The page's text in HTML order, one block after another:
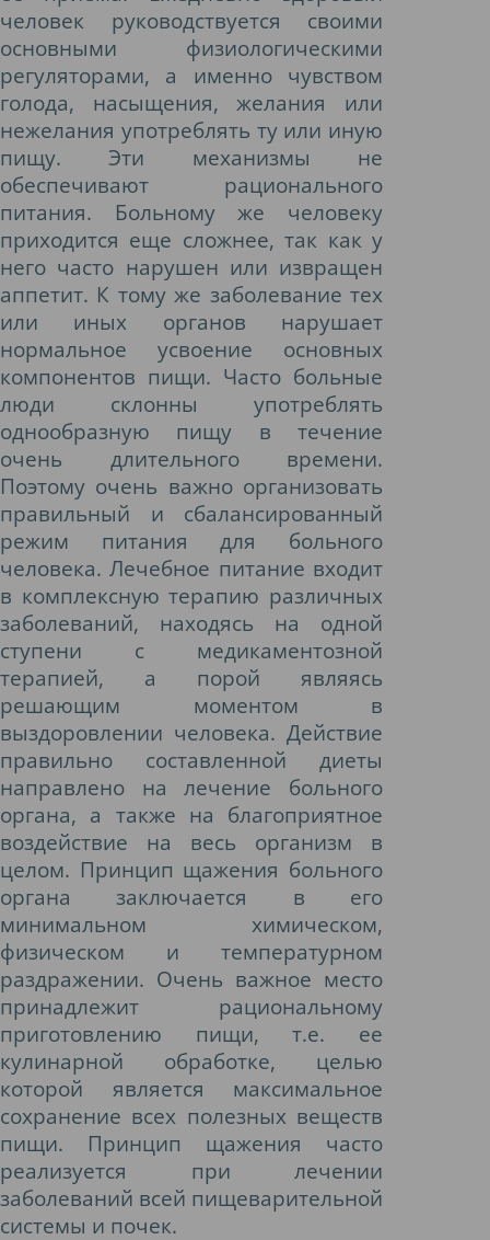
человек руководствуется своими
основными физиологическими
регуляторами, а именно чувством
голода, насыщения, желания или
нежелания употреблять ту или иную
пищу. Эти механизмы не
обеспечивают рационального
питания. Больному же человеку
приходится еще сложнее, так как у
него часто нарушен или извращен
аппетит. К тому же заболевание тех
или иных органов нарушает
нормальное усвоение основных
компонентов пищи. Часто больные
люди склонны употреблять
однообразную пищу в течение
очень длительного времени.
Поэтому очень важно организовать
правильный и сбалансированный
режим питания для больного
человека. Лечебное питание входит
в комплексную терапию различных
заболеваний, находясь на одной
ступени с медикаментозной
терапией, а порой являясь
решающим моментом в
выздоровлении человека. Действие
правильно составленной диеты
направлено на лечение больного
органа, а также на благоприятное
воздействие на весь организм в
целом. Принцип щажения больного
органа заключается в его
минимальном химическом,
физическом и температурном
раздражении. Очень важное место
принадлежит рациональному
приготовлению пищи, т.е. ее
кулинарной обработке, целью
которой является максимальное
сохранение всех полезных веществ
пищи. Принцип щажения часто
реализуется при лечении
заболеваний всей пищеварительной
системы и почек.